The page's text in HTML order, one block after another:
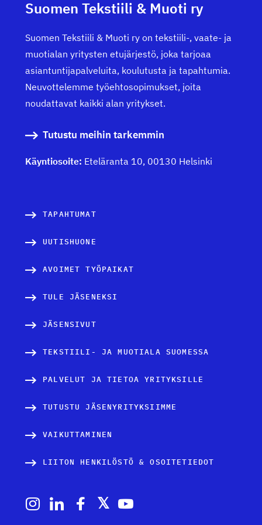
Suomen Tekstiili & Muoti ry
Suomen Tekstiili & Muoti ry on tekstiili-, vaate- ja
muotialan yritysten etujärjestö, joka tarjoaa
asiantuntijapalveluita, koulutusta ja tapahtumia.
Neuvottelemme työehtosopimukset, joita
noudattavat kaikki alan yritykset.
Tutustu meihin tarkemmin
Käyntiosoite: Eteläranta 10, 00130 Helsinki
TAPAHTUMAT
UUTISHUONE
AVOIMET TYÖPAIKAT
TULE JÄSENEKSI
JÄSENSIVUT
TEKSTIILI- JA MUOTIALA SUOMESSA
PALVELUT JA TIETOA YRITYKSILLE
TUTUSTU JÄSENYRITYKSIIMME
VAIKUTTAMINEN
LIITON HENKILÖSTÖ & OSOITETIEDOT